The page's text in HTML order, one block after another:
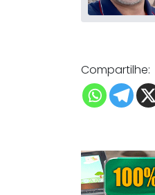
Compartilhe: